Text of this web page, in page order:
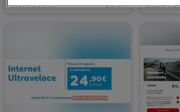
Scade il 10/09 3.6 km Scade il